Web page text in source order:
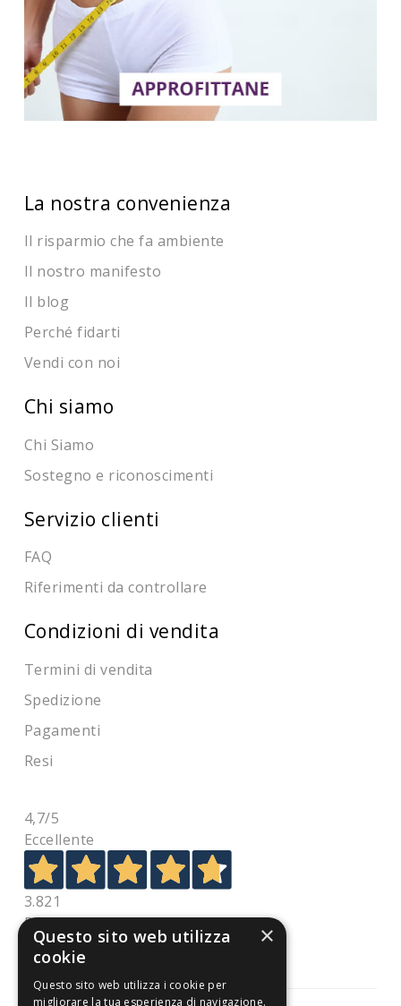
La nostra convenienza
Il risparmio che fa ambiente
Il nostro manifesto
Il blog
Perché fidarti
Vendi con noi
Chi siamo
Chi Siamo
Sostegno e riconoscimenti
Servizio clienti
FAQ
Riferimenti da controllare
Condizioni di vendita
Termini di vendita
Spedizione
Pagamenti
Resi
4,7/5
Eccellente
3.821
Recensioni
×
Questo sito web utilizza
cookie
Questo sito web utilizza i cookie per
migliorare la tua esperienza di navigazione.